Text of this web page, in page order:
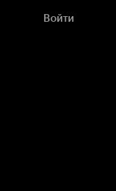
Войти